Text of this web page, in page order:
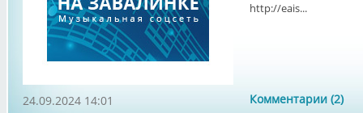
http://eais...
Комментарии (2)
24.09.2024 14:01